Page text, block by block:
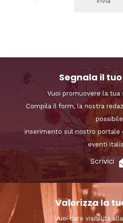
Segnala il
Vuoi promuovere la tua
Compila il form, la nostra
possibile
inserimento sul nostro portale
eventi
Scrivici
Valorizza la
Vuoi dare visibilità